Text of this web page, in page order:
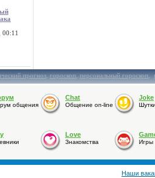
00:11
прогноз,гороскоп,персональный гороскоп,
общения
Chat
Общение on-line
Joke
Love
Знакомства Игры
Наши